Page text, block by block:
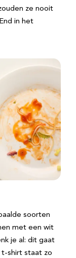
ze nooit
in het
soorten
met een wit
je al: dit gaat
t-shirt staat zo